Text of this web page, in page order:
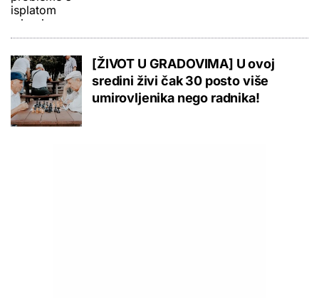
[ŽIVOT U GRADOVIMA] U ovoj
sredini živi čak 30 posto više
umirovljenika nego radnika!